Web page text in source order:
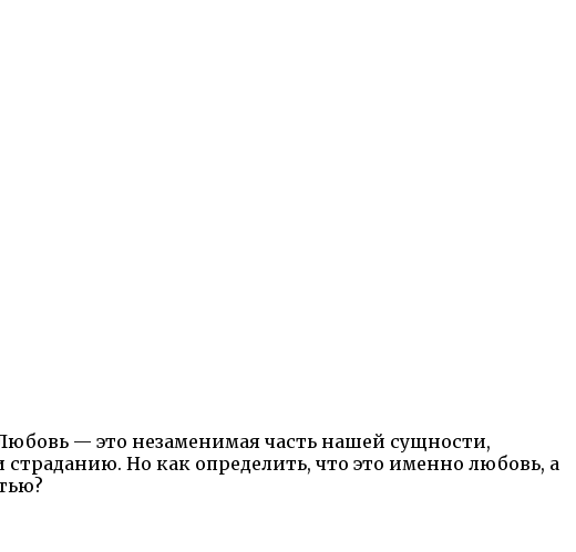
— это незаменимая часть нашей сущности,
Но как определить, что это именно любовь, а